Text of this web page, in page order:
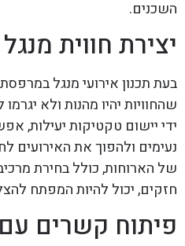
השכנים.
יצירת חווית
בעת תכנון אירועי מנגל
שהחוויות יהיו מהנות ולא
ידי יישום טקטיקות יעילות,
נעימים ולהפוך את האירועים
של הארוחות, כולל בחירת
חזקים, יכול להיות המפתח
פיתוח קשרים